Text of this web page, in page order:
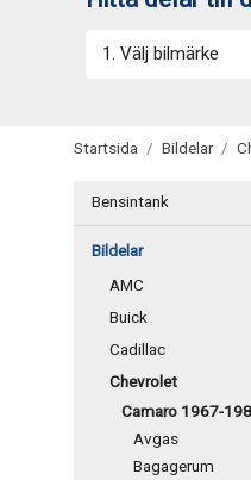
1. Välj bilmärke
Startsida / Bildelar /
Bensintank
Bildelar
AMC
Buick
Cadillac
Chevrolet
Camaro 1967-
Avgas
Bagagerum